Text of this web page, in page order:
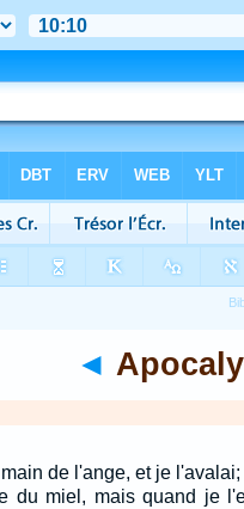
◄
de l'ange, et je
du miel, mais quand je